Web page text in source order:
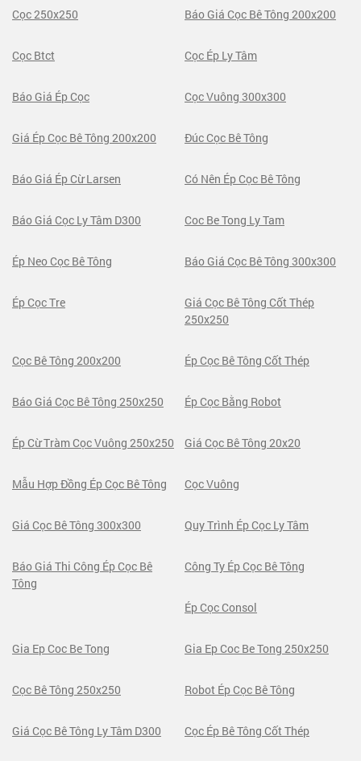
Cọc 250x250 Báo Giá Cọc Bê Tông 200x200
Cọc Btct Cọc Ép Ly Tâm
Báo Giá Ép Cọc Cọc Vuông 300x300
Giá Ép Cọc Bê Tông 200x200 Đúc Cọc Bê Tông
Báo Giá Ép Cừ Larsen Có Nên Ép Cọc Bê Tông
Báo Giá Cọc Ly Tâm D300 Coc Be Tong Ly Tam
Ép Neo Cọc Bê Tông Báo Giá Cọc Bê Tông 300x300
Ép Cọc Tre
Giá Cọc Bê Tông Cốt Thép
250x250
Cọc Bê Tông 200x200 Ép Cọc Bê Tông Cốt Thép
Báo Giá Cọc Bê Tông 250x250 Ép Cọc Bằng Robot
Ép Cừ Tràm Cọc Vuông 250x250 Giá Cọc Bê Tông 20x20
Mẫu Hợp Đồng Ép Cọc Bê Tông Cọc Vuông
Giá Cọc Bê Tông 300x300 Quy Trình Ép Cọc Ly Tâm
Báo Giá Thi Công Ép Cọc Bê
Tông
Công Ty Ép Cọc Bê Tông
Ép Cọc Consol
Gia Ep Coc Be Tong Gia Ep Coc Be Tong 250x250
Cọc Bê Tông 250x250 Robot Ép Cọc Bê Tông
Giá Cọc Bê Tông Ly Tâm D300 Cọc Ép Bê Tông Cốt Thép